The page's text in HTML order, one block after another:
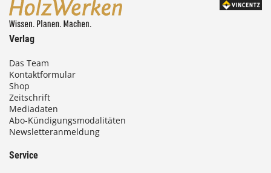
Verlag
Das Team
Kontaktformular
Shop
Zeitschrift
Mediadaten
Abo-Kündigungsmodalitäten
Newsletteranmeldung
Service